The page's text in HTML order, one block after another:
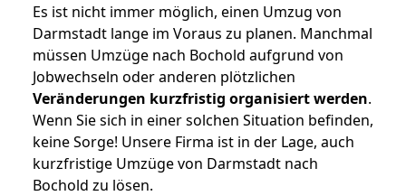
Es ist nicht immer möglich, einen Umzug von
Darmstadt lange im Voraus zu planen. Manchmal
müssen Umzüge nach Bochold aufgrund von
Jobwechseln oder anderen plötzlichen
Veränderungen kurzfristig organisiert werden.
Wenn Sie sich in einer solchen Situation befinden,
keine Sorge! Unsere Firma ist in der Lage, auch
kurzfristige Umzüge von Darmstadt nach
Bochold zu lösen.